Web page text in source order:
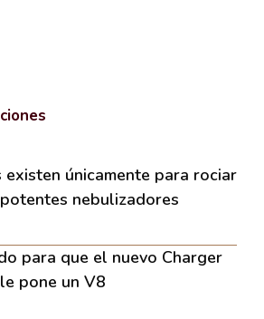
existen únicamente para rociar
nebulizadores
para que el nuevo Charger
pone un V8